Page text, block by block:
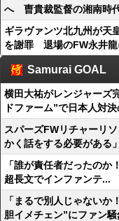
へ 曺貴裁監督の湘南時
ギラヴァンツ北九州が天
を謝罪 退場のFW永井龍
Samurai GOAL
横田大祐がレンジャーズ
ドファーム”で日本人対
スパーズFWリチャーリ
かく話をする必要がある」
「誰が責任者だったの
超長文でインファンテ...
「まるで別人じゃない
胆イメチェン”にファン騒